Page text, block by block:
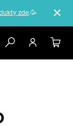
zde.🥳